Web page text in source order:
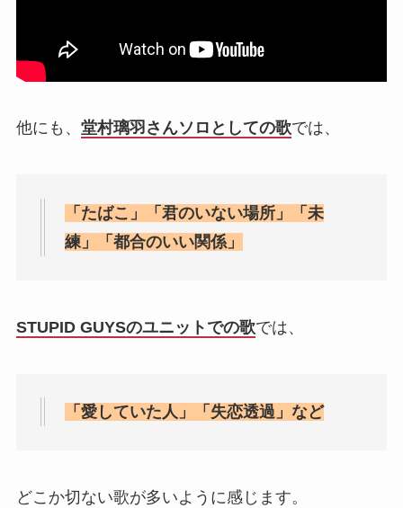
他にも、 堂村璃羽さんソロとしての歌では、
「たばこ」「君のいない場所」「未
練」「都合のいい関係」
STUPID GUYSのユニットでの歌では、
「愛していた人」「失恋透過」など
どこか切ない歌が多いように感じます。